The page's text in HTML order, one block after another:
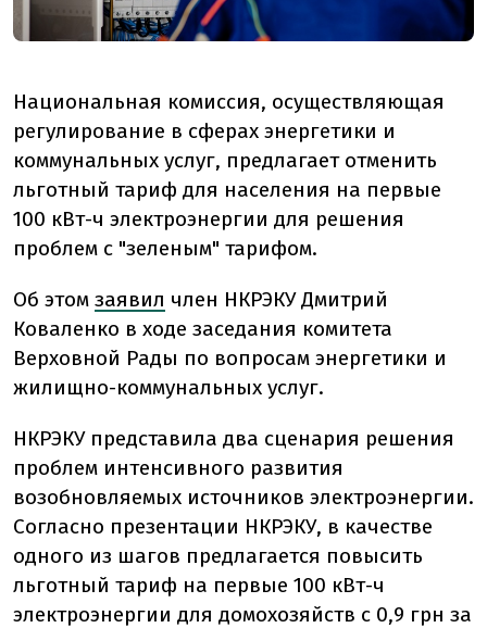
Национальная комиссия, осуществляющая
регулирование в сферах энергетики и
коммунальных услуг, предлагает отменить
льготный тариф для населения на первые
100 кВт-ч электроэнергии для решения
проблем с "зеленым" тарифом.
Об этом заявил член НКРЭКУ Дмитрий
Коваленко в ходе заседания комитета
Верховной Рады по вопросам энергетики и
жилищно-коммунальных услуг.
НКРЭКУ представила два сценария решения
проблем интенсивного развития
возобновляемых источников электроэнергии.
Согласно презентации НКРЭКУ, в качестве
одного из шагов предлагается повысить
льготный тариф на первые 100 кВт-ч
электроэнергии для домохозяйств с 0,9 грн за